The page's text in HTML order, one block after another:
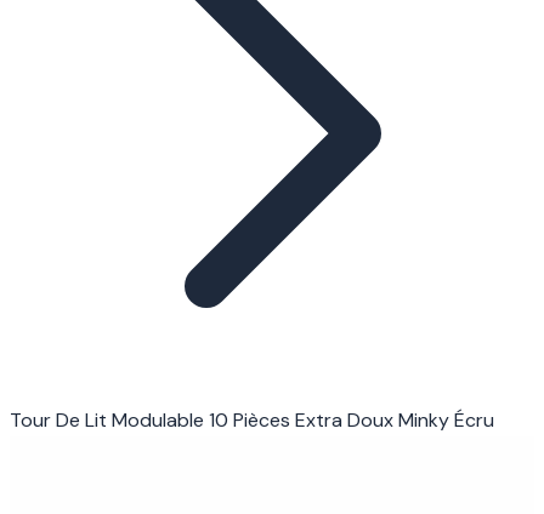
Tour De Lit Modulable 10 Pièces Extra Doux Minky Écru